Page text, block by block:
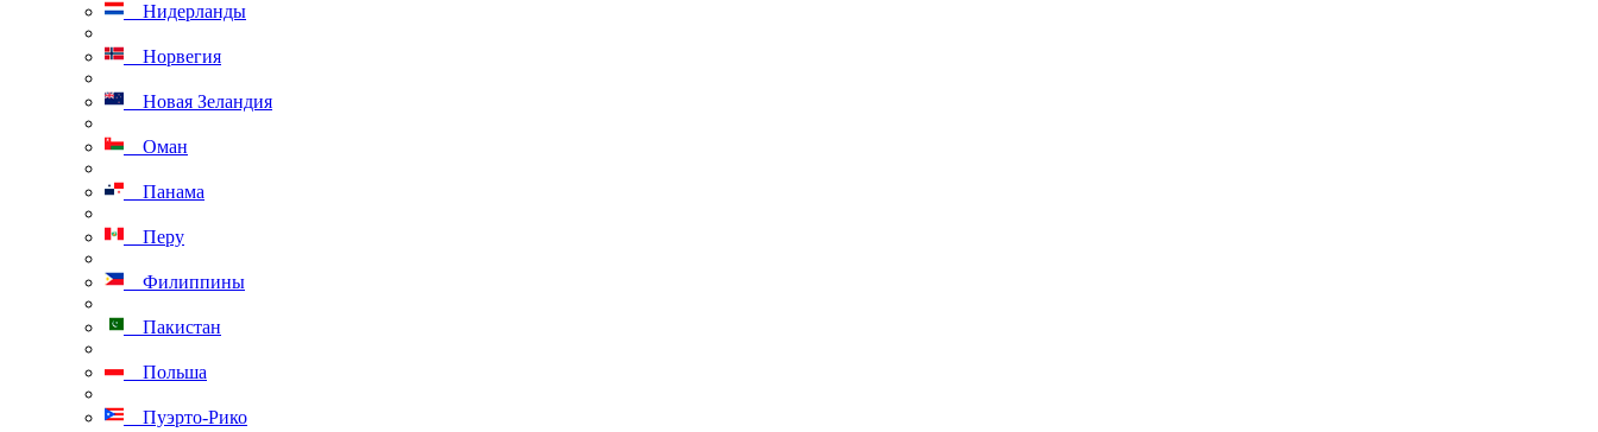
Нидерланды
Норвегия
Новая Зеландия
Оман
Панама
Перу
Филиппины
Пакистан
Польша
Пуэрто-Рико